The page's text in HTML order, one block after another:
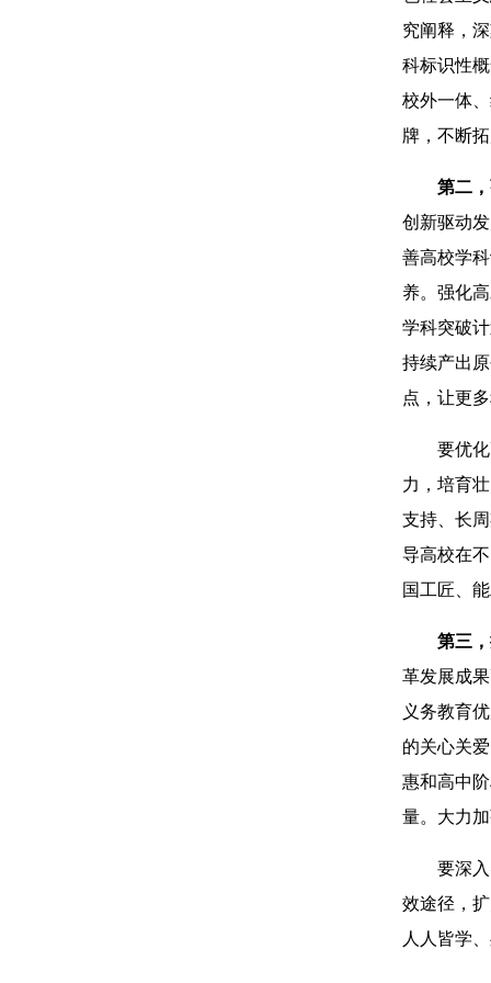
究阐释，
科标识性
校外一体
牌，不断
第二
创新驱动
善高校学
养。强化
学科突破
持续产出
点，让更
要优
力，培育
支持、长
导高校在
国工匠、
第三
革发展成
义务教育
的关心关
惠和高中
量。大力
要深
效途径，
人人皆学